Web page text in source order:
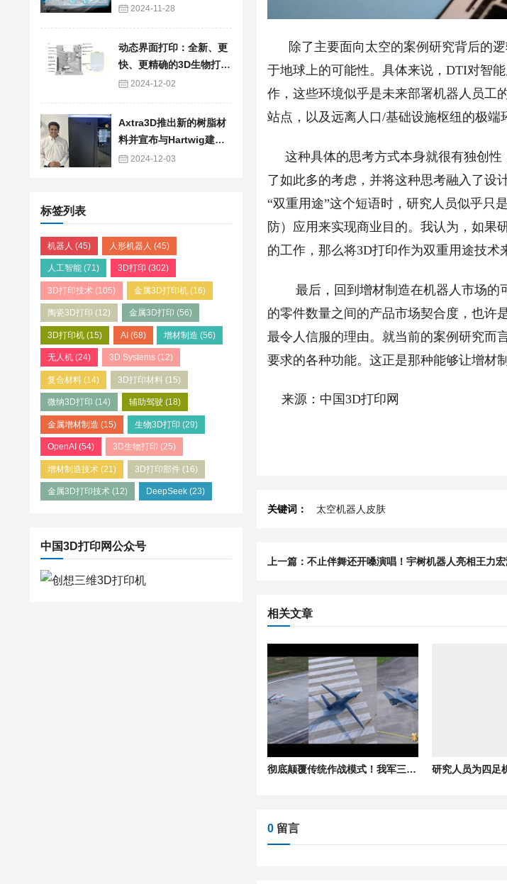
2024-11-28
动态界面打印：全新、更
快、更精确的3D生物打印
技术2024-12-02
Axtra3D推出新的树脂材
料并宣布与Hartwig建立
战略合作关系
2024-12-03
标签列表
机器人 (45) 人形机器人 (45)
人工智能 (71) 3D打印 (302)
3D打印技术 (105) 金属3D打印机(16)
陶瓷3D打印 (12) 金属3D打印 (56)
3D打印机 (15) AI(68) 增材制造 (56)
无人机 (24) 3D Systems(12)
复合材料 (14) 3D打印材料 (15)
微纳3D打印 (14) 辅助驾驶 (18)
金属增材制造 (15) 生物3D打印 (29)
OpenAI (54) 3D生物打印 (25)
增材制造技术 (21) 3D打印部件(16)
金属3D打印技术 (12) DeepSeek(23)
中国3D打印网公众号
除了主要面向太空的案例研究背后的逻
于地球上的可能性。具体来说，DTI对智
作，这些环境似乎是未来部署机器人员工
站点，以及远离人口/基础设施枢纽的极端
这种具体的思考方式本身就很有独创性
了如此多的考虑，并将这种思考融入了设
“双重用途”这个短语时，研究人员似乎只
防）应用来实现商业目的。我认为，如果
的工作，那么将3D打印作为双重用途技术
最后，回到增材制造在机器人市场的可
的零件数量之间的产品市场契合度，也许
最令人信服的理由。就当前的案例研究而
要求的各种功能。这正是那种能够让增材
来源：中国3D打印网
关键词： 太空机器人皮肤
相关文章
彻底颠覆传统作战模式！我军三型无人机成体系应用首次公开
0留言